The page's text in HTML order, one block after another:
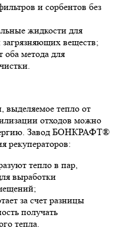
и сорбентов без
жидкости для
веществ;
метода для
выделяемое тепло от
отходов можно
Завод БОНКРАФТ®
рекуператоров:
тепло в пар,
выработки
за счет разницы
получать
тепла.